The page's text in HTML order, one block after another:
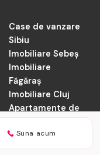
Suna acum
Case de vanzare
Sibiu
Imobiliare Sebeș
Imobiliare
Făgăraș
Imobiliare Cluj
Apartamente de
Napoca